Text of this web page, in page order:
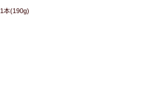
本(190g)